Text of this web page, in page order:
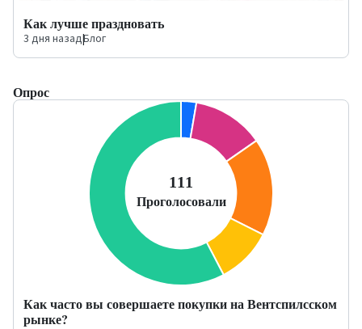
Как лучше праздновать
3 дня назад|Блог
Опрос
Как часто вы совершаете покупки на Вентспилсском
рынке?